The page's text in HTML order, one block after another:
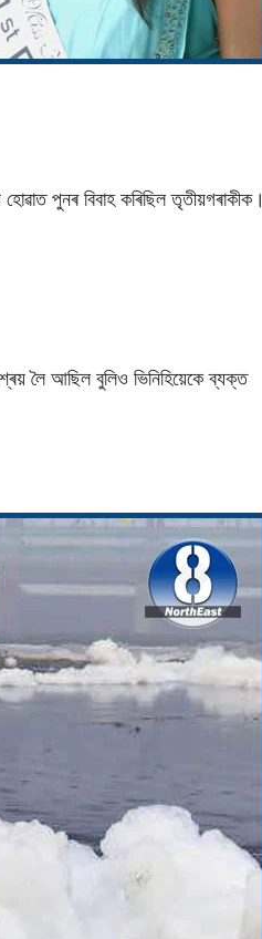
পুনৰ বিবাহ কৰিছিল তৃতীয়গৰাকীক।
লৈ আছিল বুলিও ভিনিহিয়েকে ব্যক্ত